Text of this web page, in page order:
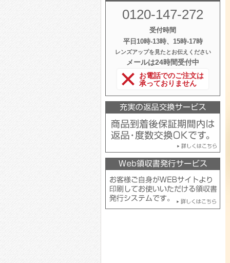
0120-147-272
受付時間
平日10時‐13時、15時‐17時
レンズアップを見たとお伝えください
メールは24時間受付中
お電話でのご注文は
承っておりません